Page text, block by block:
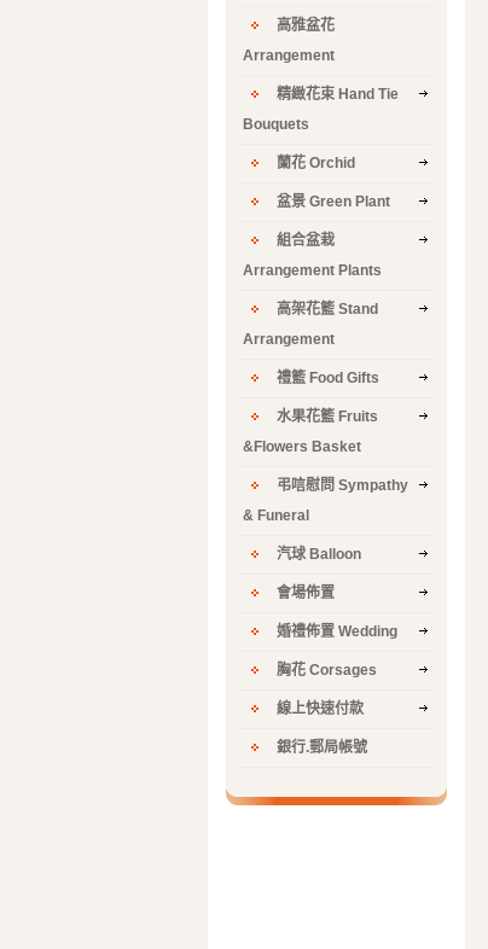
高雅盆花
Arrangement
精緻花束 Hand Tie
Bouquets
蘭花 Orchid
盆景 Green Plant
組合盆栽
Arrangement Plants
高架花籃 Stand
Arrangement
禮籃 Food Gifts
水果花籃 Fruits
&Flowers Basket
弔唁慰問 Sympathy
& Funeral
汽球 Balloon
會場佈置
婚禮佈置 Wedding
胸花 Corsages
線上快速付款
銀行.郵局帳號